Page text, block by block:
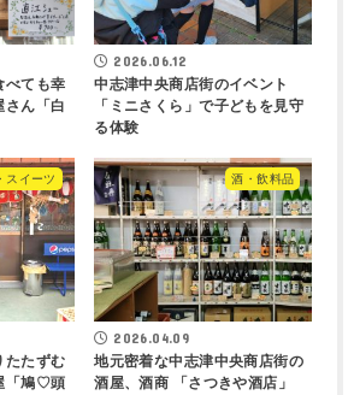
べても幸
さん「白
2026.06.12
中志津中央商店街のイベント
「ミニさくら」で子どもを見守
る体験
スイーツ
たたずむ
「鳩♡頭
酒・飲料品
2026.04.09
地元密着な中志津中央商店街の
酒屋、酒商 「さつきや酒店」